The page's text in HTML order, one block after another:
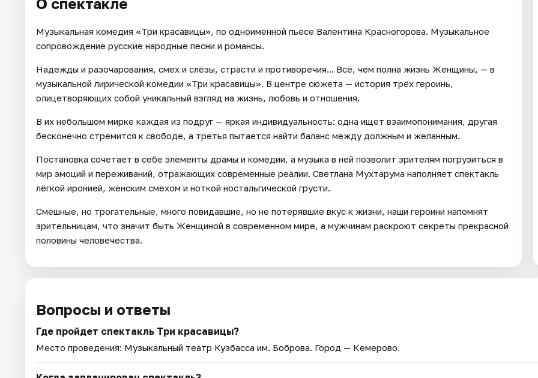
Музыкальная комедия «Три красавицы», по одноименной пьесе Валентина Красногорова. Музыкальное
сопровождение русские народные песни и романсы.
Надежды и разочарования, смех и слёзы, страсти и противоречия... Всё, чем полна жизнь Женщины, — в
музыкальной лирической комедии «Три красавицы». В центре сюжета — история трёх героинь,
олицетворяющих собой уникальный взгляд на жизнь, любовь и отношения.
В их небольшом мирке каждая из подруг — яркая индивидуальность: одна ищет взаимопонимания, другая
бесконечно стремится к свободе, а третья пытается найти баланс между должным и желанным.
Постановка сочетает в себе элементы драмы и комедии, а музыка в ней позволит зрителям погрузиться в
мир эмоций и переживаний, отражающих современные реалии. Светлана Мухтарума наполняет спектакль
лёгкой иронией, женским смехом и ноткой ностальгической грусти.
Смешные, но трогательные, много повидавшие, но не потерявшие вкус к жизни, наши героини напомнят
зрительницам, что значит быть Женщиной в современном мире, а мужчинам раскроют секреты прекрасной
половины человечества.
Вопросы и ответы
Где пройдет спектакль Три красавицы?
Место проведения: Музыкальный театр Кузбасса им. Боброва. Город — Кемерово.